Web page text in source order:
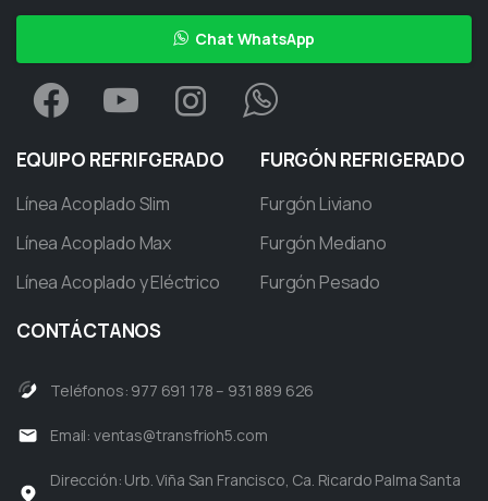
Chat WhatsApp
EQUIPO REFRIFGERADO
Línea Acoplado Slim
Línea Acoplado Max
Línea Acoplado y Eléctrico
FURGÓN REFRIGERADO
Furgón Liviano
Furgón Mediano
Furgón Pesado
CONTÁCTANOS
Teléfonos: 977 691 178 – 931 889 626
Email: ventas@transfrioh5.com
Dirección: Urb. Viña San Francisco, Ca. Ricardo Palma Santa